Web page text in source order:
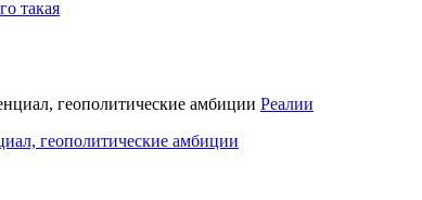
такая
Реалии
геополитические амбиции